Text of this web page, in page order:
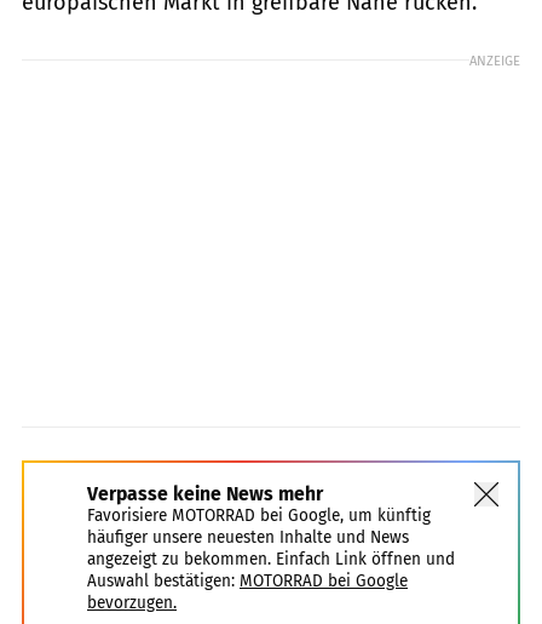
ANZEIGE
Verpasse keine News mehr
Favorisiere MOTORRAD bei Google, um künftig
häufiger unsere neuesten Inhalte und News
angezeigt zu bekommen. Einfach Link öffnen und
Auswahl bestätigen: MOTORRAD bei Google
bevorzugen.